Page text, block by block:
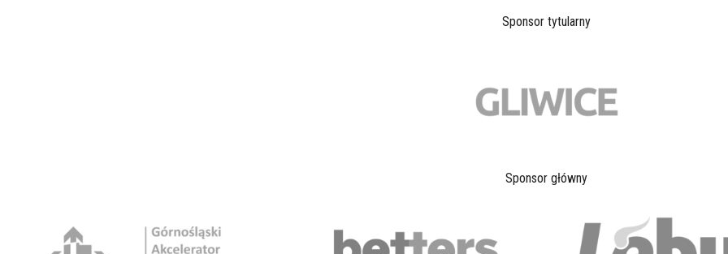
Sponsor tytularny
Sponsor główny